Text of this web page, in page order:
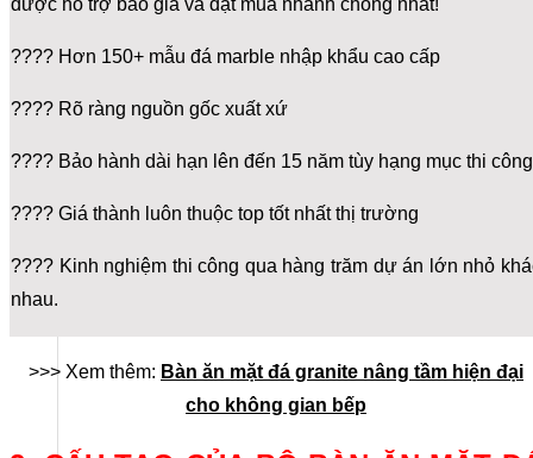
???? Hơn 150+ mẫu đá marble nhập khẩu cao cấp
???? Rõ ràng nguồn gốc xuất xứ
???? Bảo hành dài hạn lên đến 15 năm tùy hạng mục thi công
???? Giá thành luôn thuộc top tốt nhất thị trường
???? Kinh nghiệm thi công qua hàng trăm dự án lớn nhỏ
nhau.
>>> Xem thêm: Bàn ăn mặt đá granite nâng tầm hiện đại
cho không gian bếp